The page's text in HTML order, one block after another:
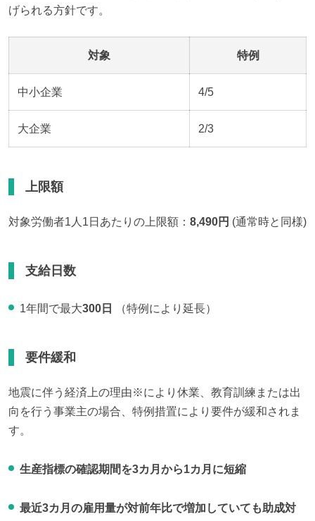
げられる方針です。
対象 特例
中小企業 4/5
大企業 2/3
上限額
対象労働者1人1日あたりの上限額： 8,490円 (通常時と同様)
支給日数
1年間で最大300日 （特例により延長）
要件緩和
地震に伴う経済上の理由※により休業、教育訓練または出
向を行う事業主の場合、特例措置により要件が緩和されま
す。
生産指標の確認期間を3カ月から1カ月に短縮
最近3カ月の雇用量が対前年比で増加していても助成対